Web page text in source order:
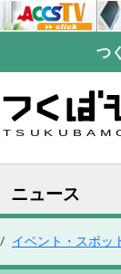
つ
ニュース
イベント・スポッ